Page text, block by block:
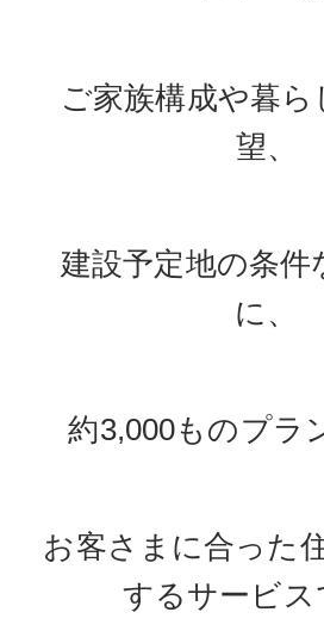
ご家族構成や暮
望、
建設予定地の条件
に、
約3,000ものプラ
お客さまに合った
するサービス